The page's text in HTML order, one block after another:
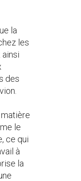
la
les
des
le
ce qui
à
la